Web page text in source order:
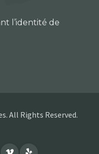
l’identité de
All Rights Reserved.